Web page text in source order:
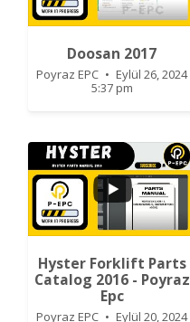
0 0
Doosan 2017
Poyraz EPC
Eylül 26, 2024
5:37 pm
...
Hyster Forklift Parts
Catalog 2016 - Poyraz
Epc
Poyraz EPC
Eylül 20, 2024